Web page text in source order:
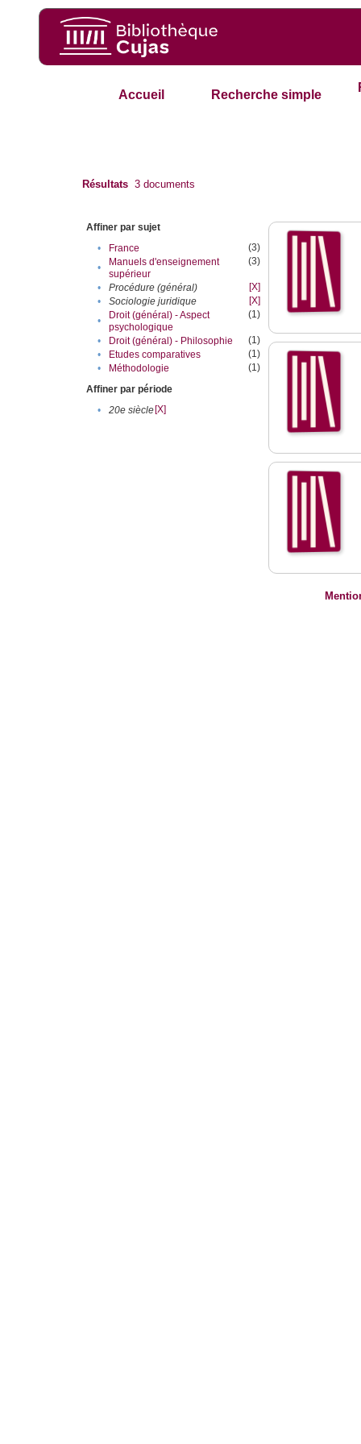
Accueil Recherche simple
Résultats 3 documents
Affiner par sujet
•
France
(3)
•
Manuels d'enseignement
supérieur
(3)
• Procédure (général)
[X]
•
Sociologie juridique
[X]
•
Droit (général) - Aspect
psychologique
(1)
• Droit (général) - Philosophie
(1)
•
Etudes comparatives
(1)
•
Méthodologie
(1)
Affiner par période
•
20e siècle[X]